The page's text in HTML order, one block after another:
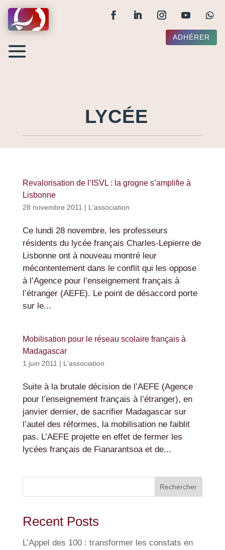
ADHÉRER
LYCÉE
Revalorisation de l’ISVL : la grogne s’amplifie à
Lisbonne
28 novembre 2011 | L'association
Ce lundi 28 novembre, les professeurs
résidents du lycée français Charles-Lepierre de
Lisbonne ont à nouveau montré leur
mécontentement dans le conflit qui les oppose
à l’Agence pour l’enseignement français à
l’étranger (AEFE). Le point de désaccord porte
sur le...
Mobilisation pour le réseau scolaire français à
Madagascar
1 juin 2011 | L'association
Suite à la brutale décision de l’AEFE (Agence
pour l’enseignement français à l’étranger), en
janvier dernier, de sacrifier Madagascar sur
l’autel des réformes, la mobilisation ne faiblit
pas. L’AEFE projette en effet de fermer les
lycées français de Fianarantsoa et de...
Rechercher
Recent Posts
L’Appel des 100 : transformer les constats en